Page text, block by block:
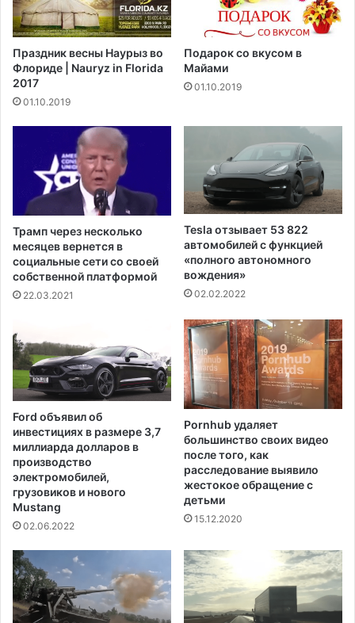
х
в
а
т
о
т
е
л
т
е
н
н
т
е
р
р
р
и
з
м
о
м
"
т
м
н
я
т
д
е
к
т
и
в
п
о
и
р
а
м
п
а
о
г
л
о
с
о
Праздник весны Наурыз во
Флориде | Nauryz in Florida
2017
01.10.2019
Подарок со вкусом в
Майами
01.10.2019
Трамп через несколько
месяцев вернется в
социальные сети со своей
собственной платформой
22.03.2021
Tesla отзывает 53 822
автомобилей с функцией
«полного автономного
вождения»
02.02.2022
Ford объявил об
инвестициях в размере 3,7
миллиарда долларов в
производство
электромобилей,
грузовиков и нового
Mustang
02.06.2022
Pornhub удаляет
большинство своих видео
после того, как
расследование выявило
жестокое обращение с
детьми
15.12.2020